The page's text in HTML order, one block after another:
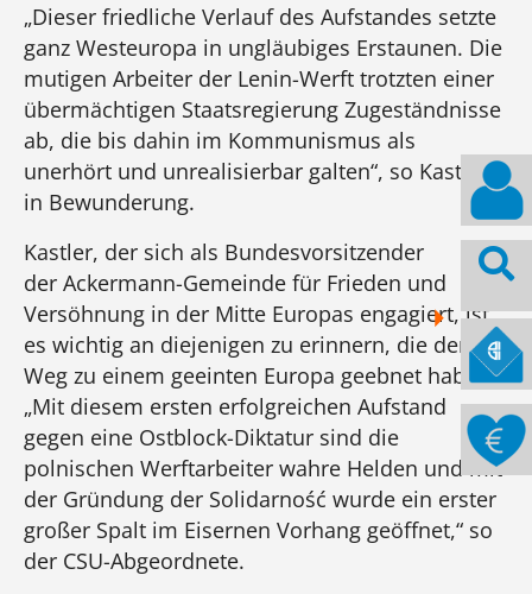
„Dieser friedliche Verlauf des Aufstandes setzte
ganz Westeuropa in ungläubiges Erstaunen. Die
mutigen Arbeiter der Lenin-Werft trotzten einer
übermächtigen Staatsregierung Zugeständnisse
ab, die bis dahin im Kommunismus als
unerhört und unrealisierbar galten“, so Kastler
in Bewunderung.
Kastler, der sich als Bundesvorsitzender
der Ackermann-Gemeinde für Frieden und
Versöhnung in der Mitte Europas engagiert, ist
es wichtig an diejenigen zu erinnern, die den
Weg zu einem geeinten Europa geebnet haben.
„Mit diesem ersten erfolgreichen Aufstand
gegen eine Ostblock-Diktatur sind die
polnischen Werftarbeiter wahre Helden und mit
der Gründung der Solidarność wurde ein erster
großer Spalt im Eisernen Vorhang geöffnet,“ so
der CSU-Abgeordnete.